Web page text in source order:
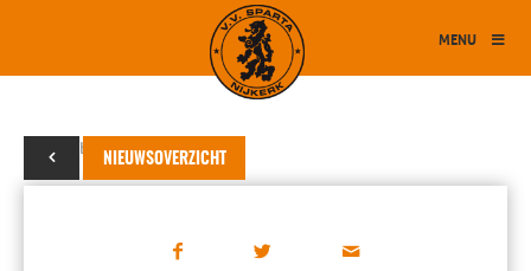
MENU
NIEUWSOVERZICHT
19 oktober 2024